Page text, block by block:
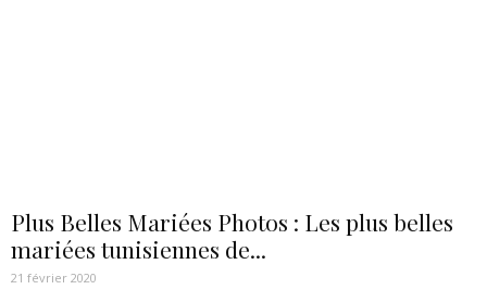
Plus Belles Mariées Photos : Les plus belles
mariées tunisiennes de...
21 février 2020